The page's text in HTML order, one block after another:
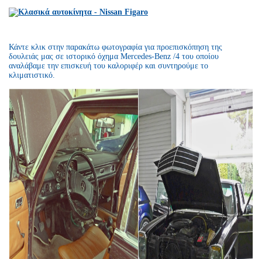
Κάντε κλικ στην παρακάτω φωτογραφία για προεπισκόπηση της
δουλειάς μας σε ιστορικό όχημα Mercedes-Benz /4 του οποίου
αναλάβαμε την επισκευή του καλοριφέρ και συντηρούμε το
κλιματιστικό.